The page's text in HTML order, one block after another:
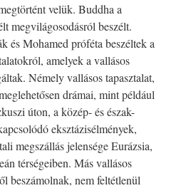
velük. Buddha a
megvilágosodásról beszélt.
és Mohamed próféta beszéltek a
amelyek a vallásos
Némely vallásos tapasztalat,
drámai, mint például
úton, a közép- és észak-
eksztázisélmények,
megszállás jelensége Eurázsia,
térségeiben. Más vallásos
beszámolnak, nem feltétlenül